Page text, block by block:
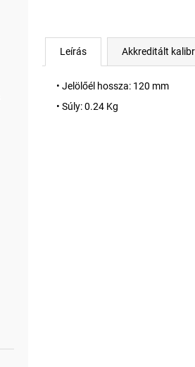
Leírás Akkreditált
• Jelölőél hossza: 120 mm
• Súly: 0.24 Kg